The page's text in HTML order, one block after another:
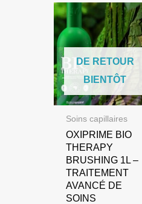
DE RETOUR
BIENTÔT
Soins capillaires
OXIPRIME BIO
THERAPY
BRUSHING 1L –
TRAITEMENT
AVANCÉ DE
SOINS